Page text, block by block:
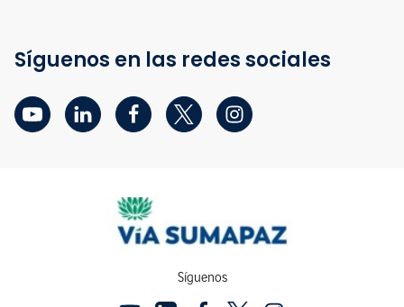
Síguenos en las redes sociales
Síguenos